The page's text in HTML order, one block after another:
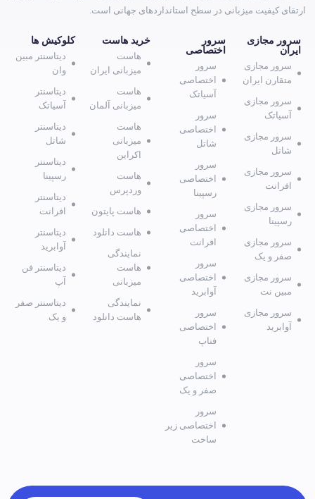
ارتقای کیفیت میزبانی در سطح استانداردهای جهانی است.
سرور مجازی
ایران
سرور مجازی
متقارن ایران
سرور مجازی
آسیاتک
سرور مجازی
شاتل
سرور مجازی
افرانت
سرور مجازی
رسپینا
سرور مجازی
صفر و یک
سرور مجازی
مبین نت
سرور مجازی
آوابرید
سرور
اختصاصی
سرور
اختصاصی
آسیاتک
سرور
اختصاصی
شاتل
سرور
اختصاصی
رسپینا
سرور
اختصاصی
افرانت
سرور
اختصاصی
آوابرید
سرور
اختصاصی
فناپ
سرور
اختصاصی
صفر و یک
سرور
اختصاصی زیر
ساخت
خرید هاست
هاست
میزبانی ایران
هاست
میزبانی آلمان
هاست
میزبانی
اکراین
هاست
وردپرس
هاست پایتون
هاست دانلود
نمایندگی
هاست
میزبانی
نمایندگی
هاست دانلود
کلوکیش ها
دیتاسنتر مبین
وان
دیتاسنتر
آسیاتک
دیتاسنتر
شاتل
دیتاسنتر
رسپینا
دیتاسنتر
افرانت
دیتاسنتر
آوابرید
دیتاسنتر فن
آپ
دیتاسنتر صفر
و یک